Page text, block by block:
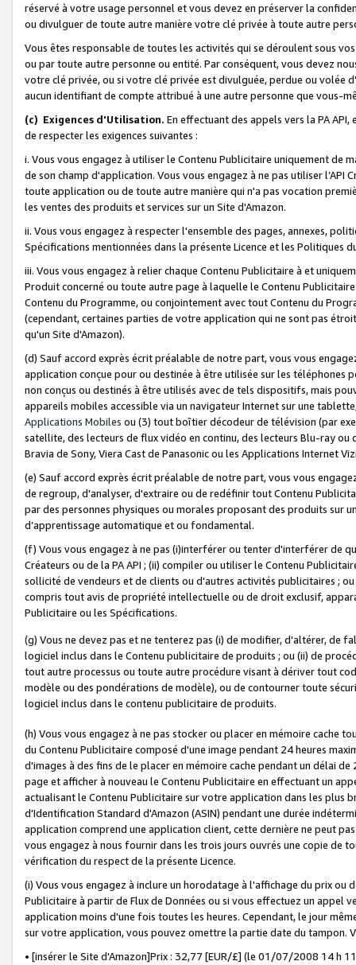
réservé à votre usage personnel et vous devez en préserver la
ou divulguer de toute autre manière votre clé privée à toute autre
Vous êtes responsable de toutes les activités qui se déroulent sous
ou par toute autre personne ou entité. Par conséquent, vous devez
votre clé privée, ou si votre clé privée est divulguée, perdue ou volée
aucun identifiant de compte attribué à une autre personne que vous-
(c) Exigences d'Utilisation. En effectuant des appels vers la PA
de respecter les exigences suivantes :
i. Vous vous engagez à utiliser le Contenu Publicitaire uniquement de
de son champ d'application. Vous vous engagez à ne pas utiliser l’API
toute application ou de toute autre manière qui n'a pas vocation
les ventes des produits et services sur un Site d'Amazon.
ii. Vous vous engagez à respecter l'ensemble des pages, annexes,
Spécifications mentionnées dans la présente Licence et les Politiques
iii. Vous vous engagez à relier chaque Contenu Publicitaire à et
Produit concerné ou toute autre page à laquelle le Contenu
Contenu du Programme, ou conjointement avec tout Contenu du
(cependant, certaines parties de votre application qui ne sont pas
qu'un Site d'Amazon).
(d) Sauf accord exprès écrit préalable de notre part, vous vous
application conçue pour ou destinée à être utilisée sur les téléphones
non conçus ou destinés à être utilisés avec de tels dispositifs, mais
appareils mobiles accessible via un navigateur Internet sur une
Applications Mobiles ou (3) tout boîtier décodeur de télévision (par
satellite, des lecteurs de flux vidéo en continu, des lecteurs Blu-ray
Bravia de Sony, Viera Cast de Panasonic ou les Applications Internet
(e) Sauf accord exprès écrit préalable de notre part, vous vous
de regroup, d'analyser, d'extraire ou de redéfinir tout Contenu
par des personnes physiques ou morales proposant des produits sur
d’apprentissage automatique et ou fondamental.
(f) Vous vous engagez à ne pas (i)interférer ou tenter d'interférer de
Créateurs ou de la PA API ; (ii) compiler ou utiliser le Contenu
sollicité de vendeurs et de clients ou d'autres activités publicitaires ;
compris tout avis de propriété intellectuelle ou de droit exclusif,
Publicitaire ou les Spécifications.
(g) Vous ne devez pas et ne tenterez pas (i) de modifier, d'altérer, de
logiciel inclus dans le Contenu publicitaire de produits ; ou (ii) de
tout autre processus ou toute autre procédure visant à dériver tout
modèle ou des pondérations de modèle), ou de contourner toute
logiciel inclus dans le contenu publicitaire de produits.
(h) Vous vous engagez à ne pas stocker ou placer en mémoire cache
du Contenu Publicitaire composé d'une image pendant 24 heures
d'images à des fins de le placer en mémoire cache pendant un délai
page et afficher à nouveau le Contenu Publicitaire en effectuant un
actualisant le Contenu Publicitaire sur votre application dans les plus
d'Identification Standard d'Amazon (ASIN) pendant une durée
application comprend une application client, cette dernière ne peut
vous engagez à nous fournir dans les trois jours ouvrés une copie de
vérification du respect de la présente Licence.
(i) Vous vous engagez à inclure un horodatage à l'affichage du prix
Publicitaire à partir de Flux de Données ou si vous effectuez un appel
application moins d'une fois toutes les heures. Cependant, le jour
sur votre application, vous pouvez omettre la partie date du tampon.
• [insérer le Site d'Amazon]Prix : 32,77 [EUR/£] (le 01/07/2008 14 h